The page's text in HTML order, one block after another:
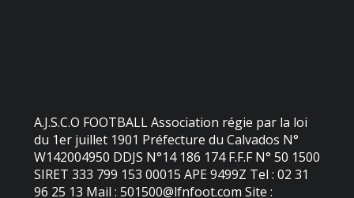
A.J.S.C.O FOOTBALL Association régie par la loi
du 1er juillet 1901 Préfecture du Calvados N°
W142004950 DDJS N°14 186 174 F.F.F N° 50 1500
SIRET 333 799 153 00015 APE 9499Z Tel : 02 31
96 25 13 Mail : 501500@lfnfoot.com Site :